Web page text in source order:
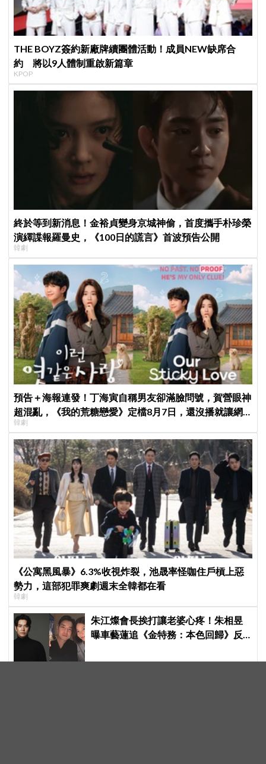
THE BOYZ簽約新廠牌續團體活動！成員NEW缺席合
約 將以9人體制重啟新篇章
KPOP
終於等到新消息！金裕貞變身京城神偷，首度攜手朴珍榮
演繹諜報羅曼史，《100日的謊言》首波預告公開
韓劇
預告＋海報連發！丁海寅自稱男友卻滿臉問號，賀營眼神
超混亂，《我的荒糖戀愛》定檔8月7日，還沒播就讓網
友瘋猜結局
韓劇
《公寓黑風暴》6.3%收視炸裂，池晟率怪咖住戶槓上惡
勢力，這部犯罪爽劇週末全韓都在看
韓劇
朱江燦會長挨打讓老婆心疼！朱相昱
曝車藝蓮追《金特務：本色回歸》反